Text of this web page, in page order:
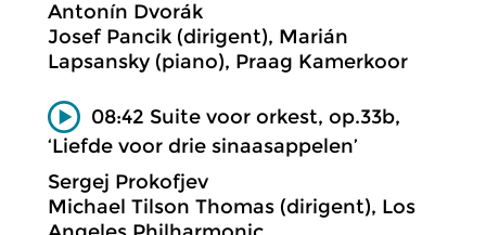
Antonín Dvorák
Josef Pancik (dirigent), Marián
Lapsansky (piano), Praag Kamerkoor
08:42 Suite voor orkest, op.33b,
‘Liefde voor drie sinaasappelen’
Sergej Prokofjev
Michael Tilson Thomas (dirigent), Los